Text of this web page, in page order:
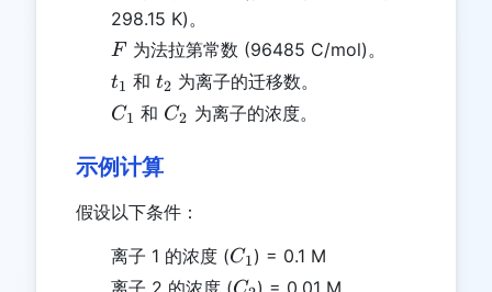
298.15 K)。
F
F 为法拉第常数 (96485 C/mol)。
t_1
t1 和 t_2
t2 为离子的迁移数。
C_1
C1 和 C_2
C2 为离子的浓度。
示例计算
假设以下条件：
离子 1 的浓度 (C_1
C1) = 0.1 M
C_2